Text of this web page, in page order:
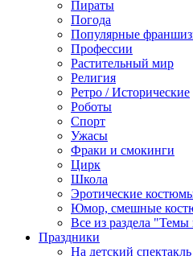
Пираты
Погода
Популярные
Профессии
Растительный мир
Религия
Ретро / Исторические
Роботы
Спорт
Ужасы
Фраки и смокинги
Цирк
Школа
Эротические
Юмор, смешные
Все из раздела
Праздники
На детский спектакль